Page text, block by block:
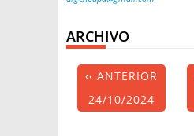
ARCHIVO
‹‹ ANTERIOR
24/10/2024